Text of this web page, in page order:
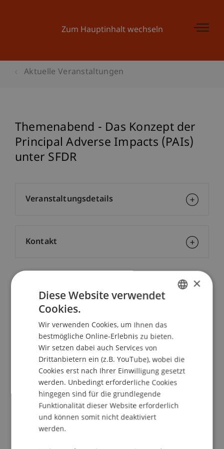
Zum Hauptinhalt wechseln
Aktuelle Veranstaltungen
Themenabend - Das Konzept der
Principal Adverse Impacts (PAIs)
unter SFDR
Dr. Lars Kaiser
School/Professur:
Lehrstuhl für Bank- und Finanzmarktrecht
Die Sustainable Finance Disclosure Regulation
(SFDR) beinhaltet verschiedene legislative
Instrumente, die hohe Transparenz am Markt für
nachhaltige Produkte sicherstellen sollen. So
müssen für Produkte zukünftig nachvollziehbare
Angaben zu den wichtigsten nachteiligen
Auswirkungen auf Nachhaltigkeitsfaktoren - so
genannte PAIs (Principle Adverse Impacts) -
Veranstaltungsdetails
Kontakt
×
Diese Website verwendet
Cookies.
Wir verwenden Cookies, um Ihnen das
bestmögliche Online-Erlebnis zu bieten.
Wir setzen dabei auch Services von
Drittanbietern ein (z.B. YouTube), wobei die
Cookies erst nach Ihrer Einwilligung gesetzt
werden. Unbedingt erforderliche Cookies
hingegen sind für die grundlegende
Funktionalität dieser Website erforderlich
und können somit nicht deaktiviert
werden.